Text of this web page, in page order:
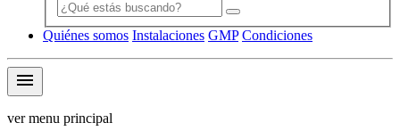
Quiénes somos Instalaciones GMP Condiciones
menu
ver menu principal